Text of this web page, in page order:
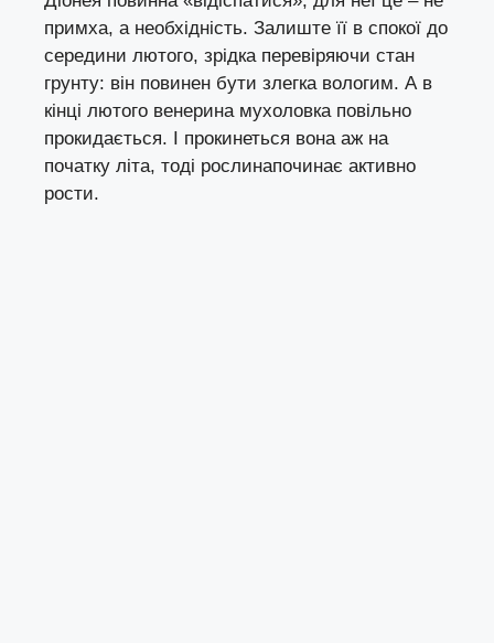
примха, а необхідність. Залиште її в спокої до
середини лютого, зрідка перевіряючи стан
грунту: він повинен бути злегка вологим. А в
кінці лютого венерина мухоловка повільно
прокидається. І прокинеться вона аж на
початку літа, тоді рослинапочинає активно
рости.